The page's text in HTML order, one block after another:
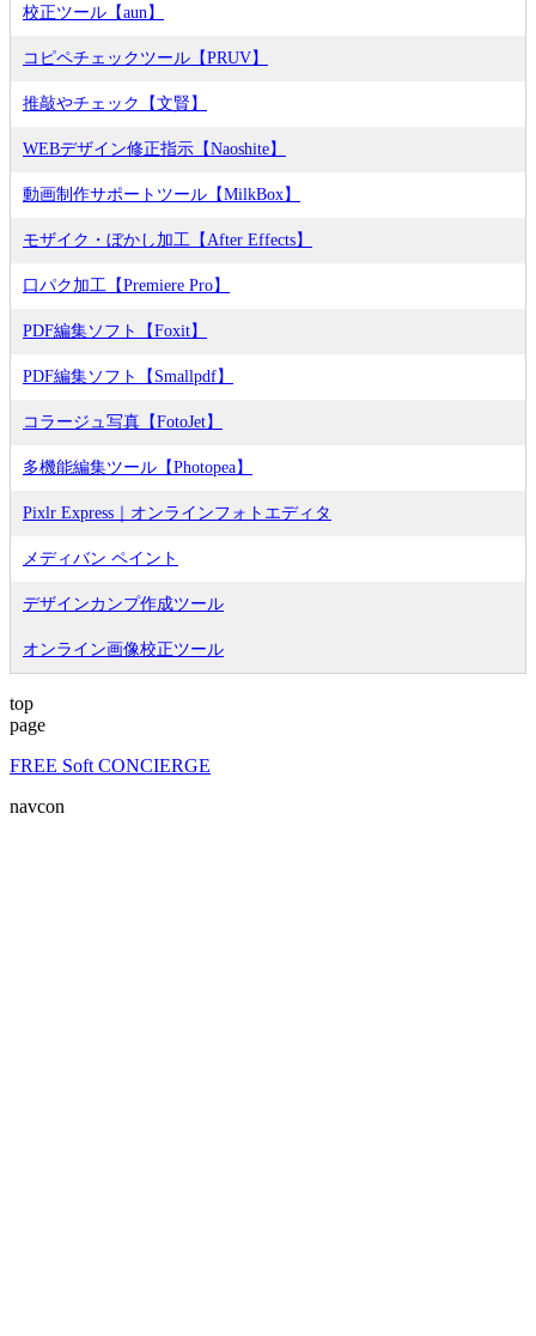
校正ツール【aun】
コピペチェックツール【PRUV】
推敲やチェック【文賢】
WEBデザイン修正指示【Naoshite】
動画制作サポートツール【MilkBox】
モザイク・ぼかし加工【After Effects】
口パク加工【Premiere Pro】
PDF編集ソフト【Foxit】
PDF編集ソフト【Smallpdf】
コラージュ写真【FotoJet】
多機能編集ツール【Photopea】
Pixlr Express｜オンラインフォトエディタ
メディバン ペイント
デザインカンプ作成ツール
オンライン画像校正ツール
top
page
FREE Soft CONCIERGE
navcon